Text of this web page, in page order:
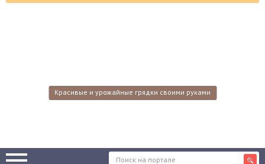
Красивые и урожайные грядки своими руками